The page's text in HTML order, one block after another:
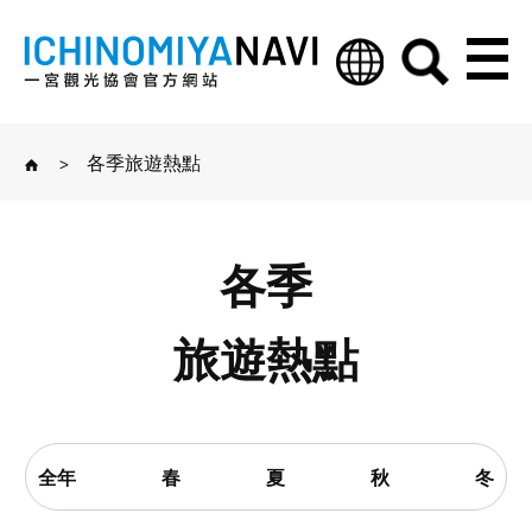
> 各季旅遊熱點
各季
旅遊熱點
全年 春 夏 秋 冬